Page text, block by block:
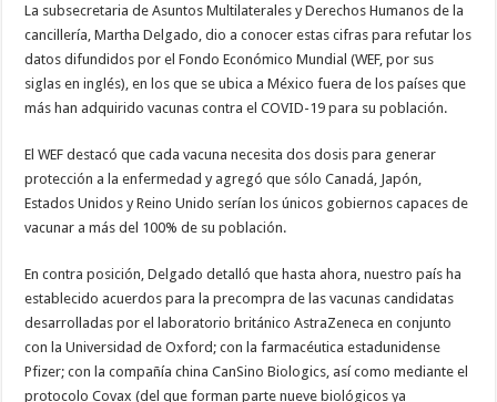
La subsecretaria de Asuntos Multilaterales y Derechos Humanos de la
cancillería, Martha Delgado, dio a conocer estas cifras para refutar los
datos difundidos por el Fondo Económico Mundial (WEF, por sus
siglas en inglés), en los que se ubica a México fuera de los países que
más han adquirido vacunas contra el COVID-19 para su población.
El WEF destacó que cada vacuna necesita dos dosis para generar
protección a la enfermedad y agregó que sólo Canadá, Japón,
Estados Unidos y Reino Unido serían los únicos gobiernos capaces de
vacunar a más del 100% de su población.
En contra posición, Delgado detalló que hasta ahora, nuestro país ha
establecido acuerdos para la precompra de las vacunas candidatas
desarrolladas por el laboratorio británico AstraZeneca en conjunto
con la Universidad de Oxford; con la farmacéutica estadunidense
Pfizer; con la compañía china CanSino Biologics, así como mediante el
protocolo Covax (del que forman parte nueve biológicos ya